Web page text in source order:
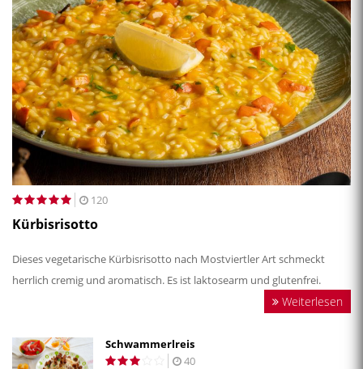
120
Kürbisrisotto
Dieses vegetarische Kürbisrisotto nach Mostviertler Art schmeckt
herrlich cremig und aromatisch. Es ist laktosearm und glutenfrei.
Weiterlesen
Schwammerlreis
40